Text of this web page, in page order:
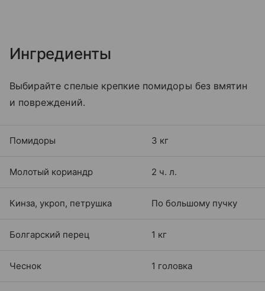
Ингредиенты
Выбирайте спелые крепкие помидоры без вмятин
и повреждений.
Помидоры 3 кг
Молотый кориандр 2 ч. л.
Кинза, укроп, петрушка По большому пучку
Болгарский перец 1 кг
Чеснок 1 головка